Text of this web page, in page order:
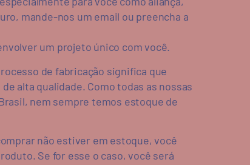
mande-nos um email ou preencha a
um projeto único com você.
de fabricação significa que
alta qualidade. Como todas as nossas
nem sempre temos estoque de
não estiver em estoque, você
Se for esse o caso, você será